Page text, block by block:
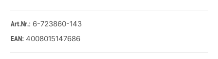
Art.Nr.: 6-723860-143
EAN: 4008015147686